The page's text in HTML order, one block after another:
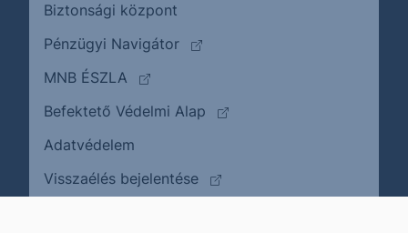
Biztonsági központ
Pénzügyi Navigátor
(külső oldalra ugrik)
MNB ÉSZLA
(külső oldalra ugrik)
Befektető Védelmi Alap
(külső oldalra ugrik)
Adatvédelem
Visszaélés bejelentése
(külső oldalra ugrik)